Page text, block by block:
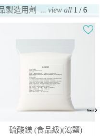
製造用劑 ... view all 1 / 6
硫酸鎂 (食品級)(瀉鹽)